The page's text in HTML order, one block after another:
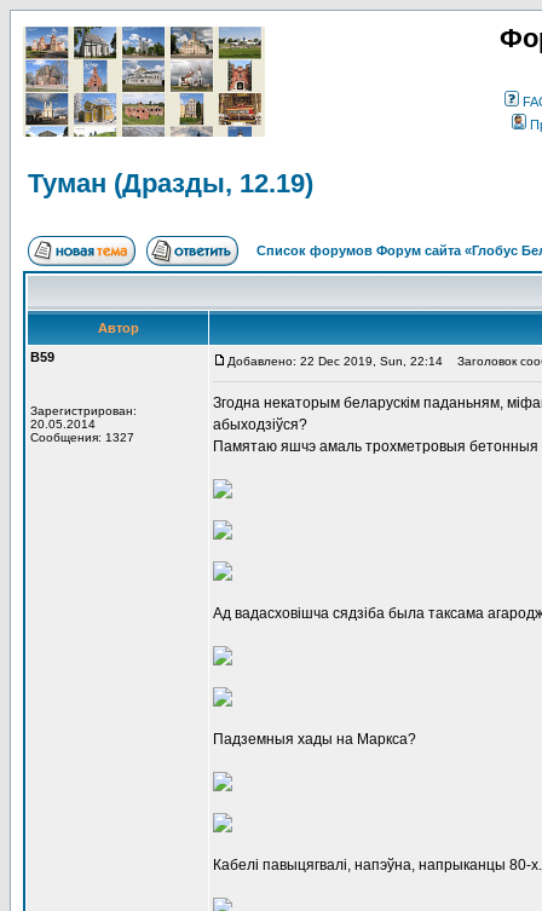
Туман (Дразды, 12.19)
Список форумов Форум сайта «Глобус
Автор
В59
Зарегистрирован:
20.05.2014
Сообщения: 1327
Добавлено: 22 Dec 2019, Sun, 22:14 Заголовок
Згодна некаторым беларускім паданьням,
абыходзіўся?
Памятаю яшчэ амаль трохметровыя бетонныя
Ад вадасховішча сядзіба была таксама
Падземныя хады на Маркса?
Кабелі павыцягвалі, напэўна, напрыканцы 80-х.